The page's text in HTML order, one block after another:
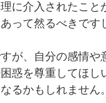
に介入されたこ
て然るべきです
が、自分の感情
惑を尊重してほ
るかもしれませ